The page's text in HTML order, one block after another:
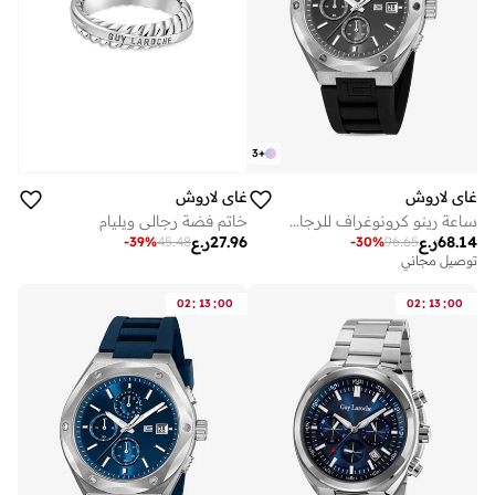
+
3
غاي لاروش
ساعة رينو كرونوغراف للرجال بقرص رمادي وسوار جلد رمادي . مم
ر.ع68.14
96.65
-30%
توصيل مجاني
غاي لاروش
خاتم فضة رجالي ويليام
ر.ع27.96
45.48
-39%
02: 13:00
02: 13:00